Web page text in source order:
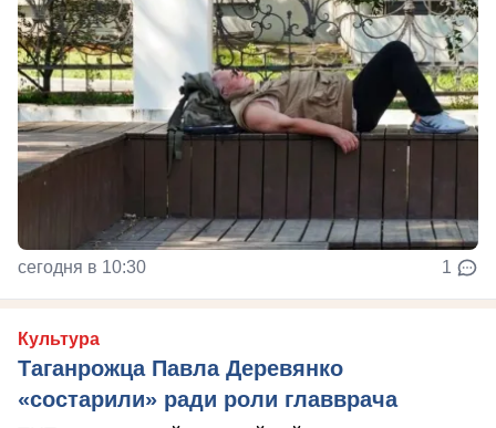
сегодня в 10:30 1
Культура
Таганрожца Павла Деревянко
«состарили» ради роли главврача